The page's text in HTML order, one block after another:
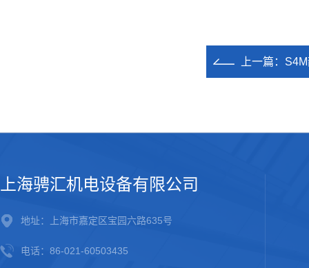
上一篇：
上海骋汇机电设备有限公司
地址：上海市嘉定区宝园六路635号
电话：86-021-60503435